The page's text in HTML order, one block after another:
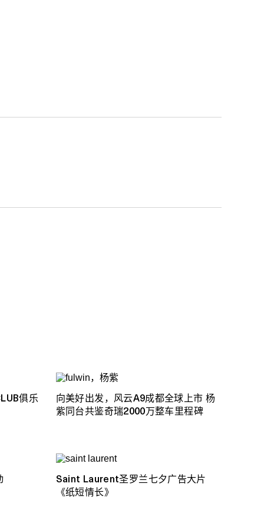
俱乐
向美好出发，风云A9成都全球上市 杨
紫同台共鉴奇瑞2000万整车里程碑
Saint Laurent圣罗兰七夕广告大片
《纸短情长》